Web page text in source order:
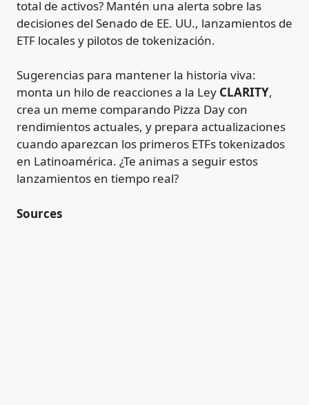
total de activos? Mantén una alerta sobre las
decisiones del Senado de EE. UU., lanzamientos de
ETF locales y pilotos de tokenización.
Sugerencias para mantener la historia viva:
monta un hilo de reacciones a la Ley CLARITY,
crea un meme comparando Pizza Day con
rendimientos actuales, y prepara actualizaciones
cuando aparezcan los primeros ETFs tokenizados
en Latinoamérica. ¿Te animas a seguir estos
lanzamientos en tiempo real?
Sources